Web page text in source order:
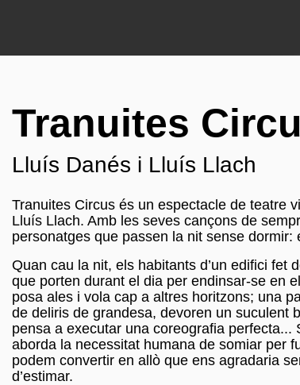
Tranuites
Lluís Danés i Lluís Llach
Tranuites Circus és un espectacle de teatre
Lluís Llach. Amb les seves cançons de
personatges que passen la nit sense dormir:
Quan cau la nit, els habitants d’un edifici fet
que porten durant el dia per endinsar-se en
posa ales i vola cap a altres horitzons; una
de deliris de grandesa, devoren un suculent
pensa a executar una coreografia perfecta...
aborda la necessitat humana de somiar per
podem convertir en allò que ens agradaria
d’estimar.